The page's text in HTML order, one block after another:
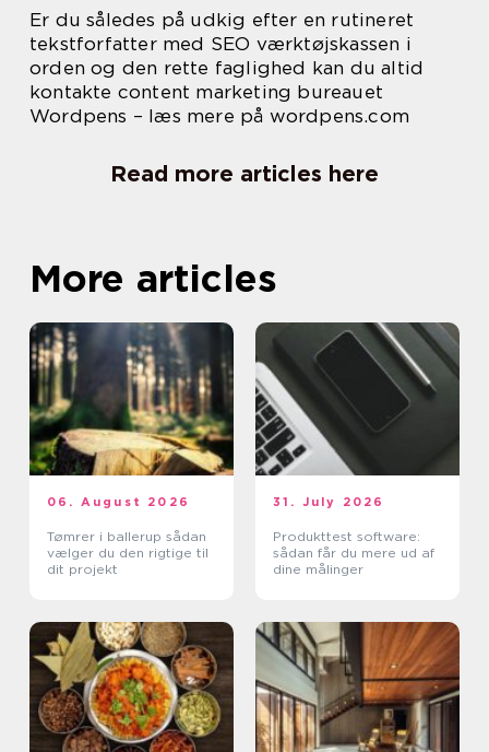
Er du således på udkig efter en rutineret
tekstforfatter med SEO værktøjskassen i
orden og den rette faglighed kan du altid
kontakte content marketing bureauet
Wordpens – læs mere på wordpens.com
Read more articles here
More articles
06. August 2026
Tømrer i ballerup sådan
vælger du den rigtige til
dit projekt
31. July 2026
Produkttest software:
sådan får du mere ud af
dine målinger